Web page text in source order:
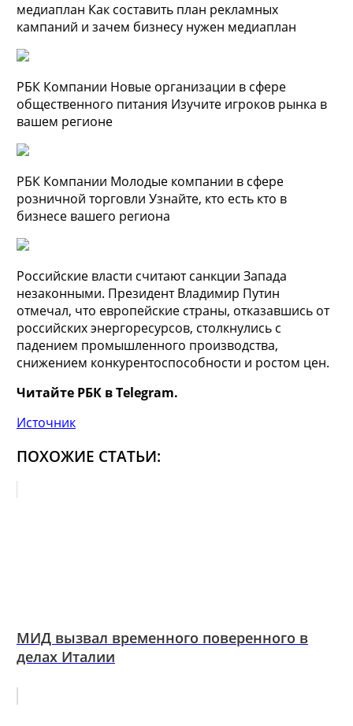
медиаплан Как составить план рекламных
кампаний и зачем бизнесу нужен медиаплан
РБК Компании Новые организации в сфере
общественного питания Изучите игроков рынка в
вашем регионе
РБК Компании Молодые компании в сфере
розничной торговли Узнайте, кто есть кто в
бизнесе вашего региона
Российские власти считают санкции Запада
незаконными. Президент Владимир Путин
отмечал, что европейские страны, отказавшись от
российских энергоресурсов, столкнулись с
падением промышленного производства,
снижением конкурентоспособности и ростом цен.
Читайте РБК в Telegram.
Источник
ПОХОЖИЕ СТАТЬИ:
МИД вызвал временного поверенного в
делах Италии